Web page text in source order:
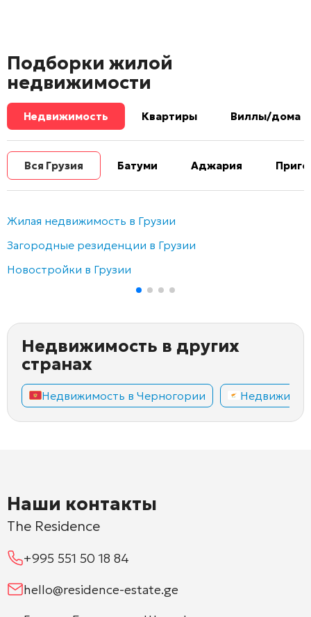
Подборки жилой
недвижимости
Недвижимость Квартиры Виллы/дома
Вся Грузия Батуми Аджария
Жилая недвижимость в Грузии
Загородные резиденции в Грузии
Новостройки в Грузии
Недвижимость в других
странах
Недвижимость в Черногории
Наши контакты
The Residence
+995 551 50 18 84
hello@residence-estate.ge